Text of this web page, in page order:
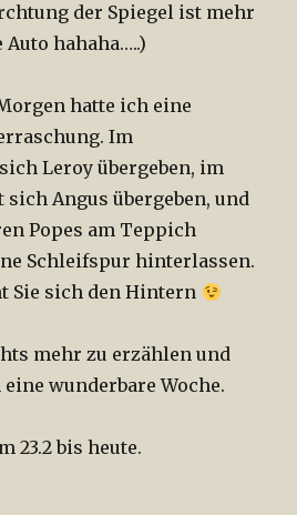
der Spiegel ist mehr
hahaha…..)
hatte ich eine
Im
Leroy übergeben, im
Angus übergeben, und
Popes am Teppich
Schleifspur hinterlassen.
Sie sich den Hintern
mehr zu erzählen und
wunderbare Woche.
23.2 bis heute.